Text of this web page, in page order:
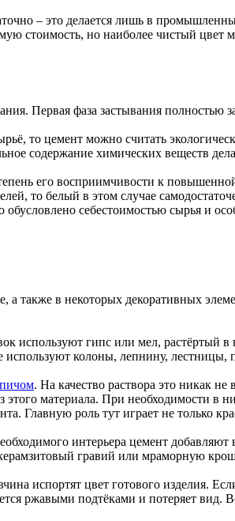
– это делается лишь в
стоимость, но наиболее чистый цвет
Первая фаза застывания полностью
то цемент можно считать
содержание химических веществ
его восприимчивости к
то белый в этом случае
себестоимостью сырья и
также в некоторых декоративных
используют гипс или мел, растёртый в
колоны, лепнину,
. На качество раствора это никак не
материала. При необходимости в
Главную роль тут играет не
интерьера цемент
гравий или мраморную
испортят цвет готового изделия.
ржавыми подтёками и потеряет